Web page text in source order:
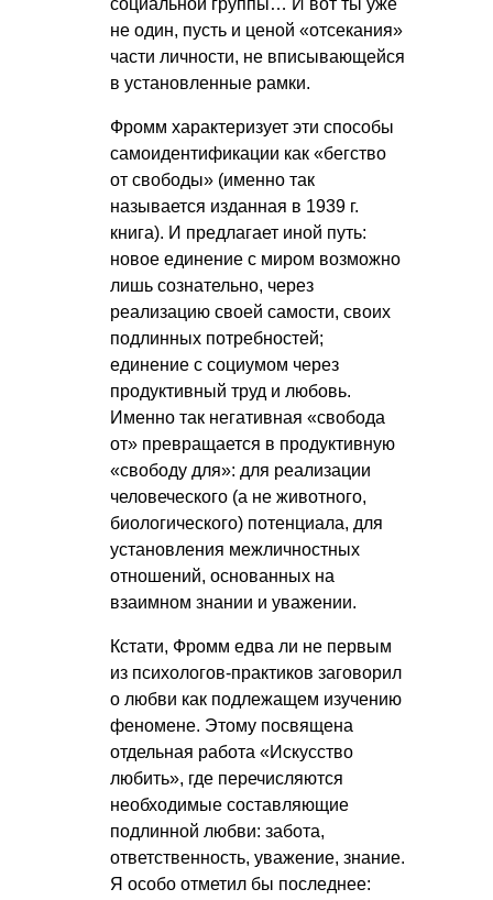
социальной группы… И вот ты уже
не один, пусть и ценой «отсекания»
части личности, не вписывающейся
в установленные рамки.
Фромм характеризует эти способы
самоидентификации как «бегство
от свободы» (именно так
называется изданная в 1939 г.
книга). И предлагает иной путь:
новое единение с миром возможно
лишь сознательно, через
реализацию своей самости, своих
подлинных потребностей;
единение с социумом через
продуктивный труд и любовь.
Именно так негативная «свобода
от» превращается в продуктивную
«свободу для»: для реализации
человеческого (а не животного,
биологического) потенциала, для
установления межличностных
отношений, основанных на
взаимном знании и уважении.
Кстати, Фромм едва ли не первым
из психологов-практиков заговорил
о любви как подлежащем изучению
феномене. Этому посвящена
отдельная работа «Искусство
любить», где перечисляются
необходимые составляющие
подлинной любви: забота,
ответственность, уважение, знание.
Я особо отметил бы последнее: